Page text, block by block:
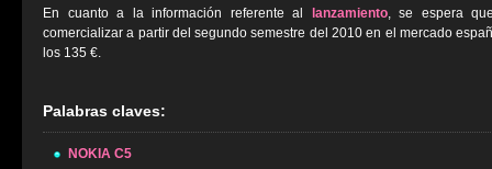
En cuanto a la información referente al lanzamiento, se espera
comercializar a partir del segundo semestre del 2010 en el mercado
los 135 €.
Palabras claves:
NOKIA C5